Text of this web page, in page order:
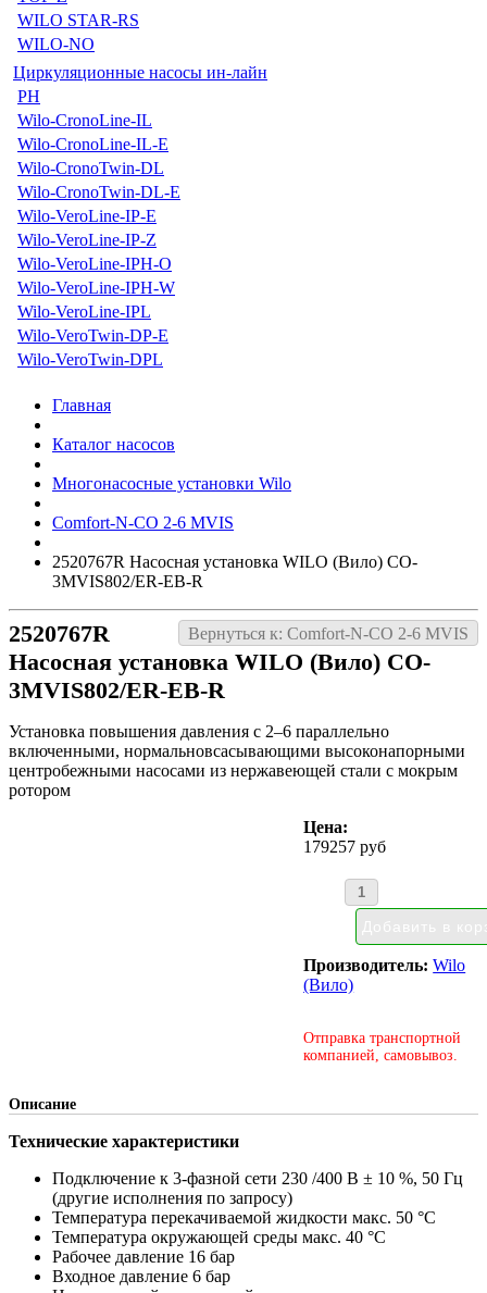
WILO STAR-RS
WILO-NO
Циркуляционные насосы ин-лайн
PH
Wilo-CronoLine-IL
Wilo-CronoLine-IL-E
Wilo-CronoTwin-DL
Wilo-CronoTwin-DL-E
Wilo-VeroLine-IP-E
Wilo-VeroLine-IP-Z
Wilo-VeroLine-IPH-O
Wilo-VeroLine-IPH-W
Wilo-VeroLine-IPL
Wilo-VeroTwin-DP-E
Wilo-VeroTwin-DPL
Главная
Каталог насосов
Многонасосные установки Wilo
Comfort-N-CO 2-6 MVIS
2520767R Насосная установка WILO (Вило) CO-
3MVIS802/ER-EB-R
Вернуться к: Comfort-N-CO 2-6 MVIS
2520767R
Насосная установка WILO (Вило) CO-
3MVIS802/ER-EB-R
Установка повышения давления с 2–6 параллельно
включенными, нормальновсасывающими высоконапорными
центробежными насосами из нержавеющей стали с мокрым
ротором
Цена:
179257 руб
Производитель:Wilo
(Вило)
Отправка транспортной
компанией, самовывоз.
Описание
Технические характеристики
Подключение к 3-фазной сети 230 /400 В ± 10 %, 50 Гц
(другие исполнения по запросу)
Температура перекачиваемой жидкости макс. 50 °C
Температура окружающей среды макс. 40 °C
Рабочее давление 16 бар
Входное давление 6 бар